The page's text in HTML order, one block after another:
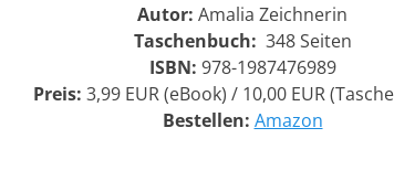
Autor: Amalia Zeichnerin
Taschenbuch: 348 Seiten
ISBN: 978-1987476989
Preis: 3,99 EUR (eBook) / 10,00 EUR
Bestellen: Amazon